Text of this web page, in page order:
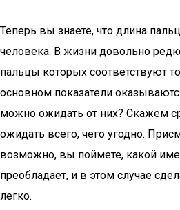
Теперь вы знаете, что длина
человека. В жизни довольно
пальцы которых соответствуют
основном показатели
можно ожидать от них? Скажем
ожидать всего, чего угодно.
возможно, вы поймете, какой
преобладает, и в этом случае
легко.